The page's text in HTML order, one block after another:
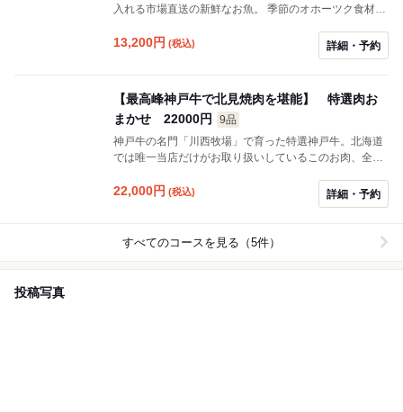
入れる市場直送の新鮮なお魚。 季節のオホーツク食材に
を、とびきり丁寧に美味しく。そして楽しく。 オホーツ
この土地ならではの食べ方で。 お料理は色とりどりの豆
皿に一人分ずつ少しずつ。 ご接待や記念日のお祝い、ち
ょっぴり贅沢なご飯を食べたいときは こちらのコースが
おすすめです。
13,200円 (税込) 詳細・予約
【最高峰神戸牛で北見焼肉を堪能】 特選肉お
まかせ 22000円
9品
神戸牛の名門「川西牧場」で育った特選神戸牛。北海道
では唯一当店だけがお取り扱いしているこのお肉、全く
ず目を閉じて脳まで深い旨味と甘みを感じます。 通常は
特選コースの一皿として少しお出ししていますが、この
お肉をもっとたっぷり存分に食べたい！という常連様の
お声から出来上がった、特選コースとは違う食べ方や部
す。 ※メインのお肉以外は、特選13200円のコースの内
22,000円 (税込) 詳細・予約
すべてのコースを見る（5件）
投稿写真